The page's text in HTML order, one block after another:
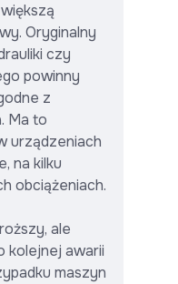
Oryginalny
czy
powinny
z
Ma to
urządzeniach
na kilku
obciążeniach.
ale
kolejnej awarii
maszyn